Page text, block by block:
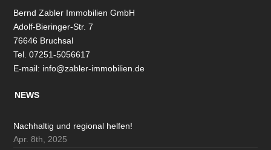
Bernd Zabler Immobilien GmbH
Adolf-Bieringer-Str. 7
76646 Bruchsal
Tel. 07251-5056617
E-mail: info@zabler-immobilien.de
NEWS
Nachhaltig und regional helfen!
Apr. 8th, 2025